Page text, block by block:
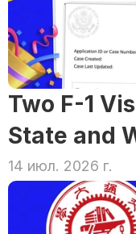
Two F-1
State and
14 июл. 2026 г.